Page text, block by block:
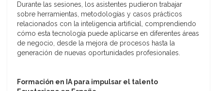
Durante las sesiones, los asistentes pudieron trabajar
sobre herramientas, metodologías y casos prácticos
relacionados con la inteligencia artificial, comprendiendo
cómo esta tecnología puede aplicarse en diferentes áreas
de negocio, desde la mejora de procesos hasta la
generación de nuevas oportunidades profesionales.
Formación en IA para impulsar el talento